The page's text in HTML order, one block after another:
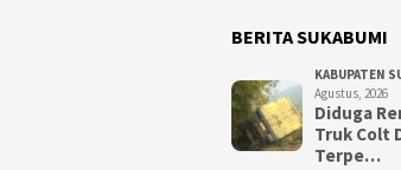
BERITA SUKABUMI
KABUPATEN
Agustus, 2026
Diduga
Truk Colt
Terpe…